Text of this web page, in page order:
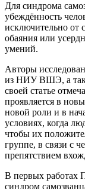
Для синдрома
убеждённость
исключительно от
обаяния или
умений.
Авторы
из НИУ ВШЭ, а
своей статье
проявляется в
новой роли и в
условиях, когда
чтобы их
группе, в связи с
препятствием
В первых работах
синдром